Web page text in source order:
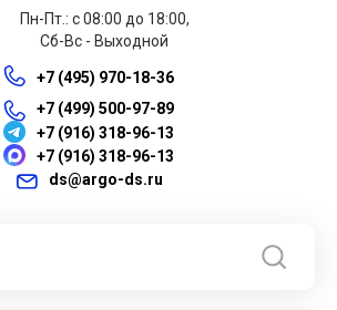
Пн-Пт.: с 08:00 до 18:00,
Сб-Вс - Выходной
+7 (495) 970-18-36
+7 (499) 500-97-89
+7 (916) 318-96-13
+7 (916) 318-96-13
ds@argo-ds.ru